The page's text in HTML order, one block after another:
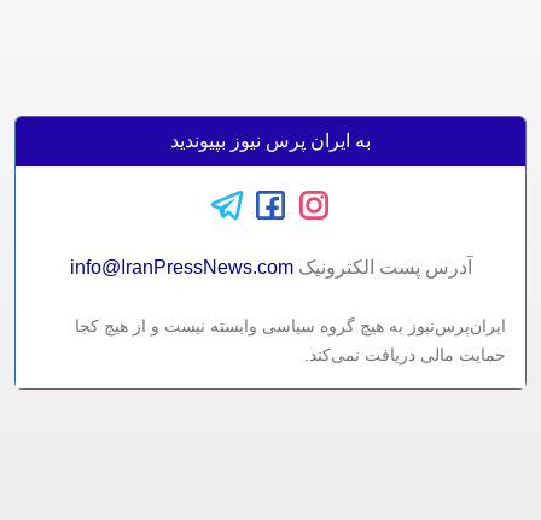
به ایران پرس نیوز بپیوندید
آدرس پست الکترونيکinfo@IranPressNews.com
ایران‌پرس‌نیوز به هیچ گروه سیاسی وابسته نیست و از هیچ کجا
حمایت مالی دریافت نمی‌کند.